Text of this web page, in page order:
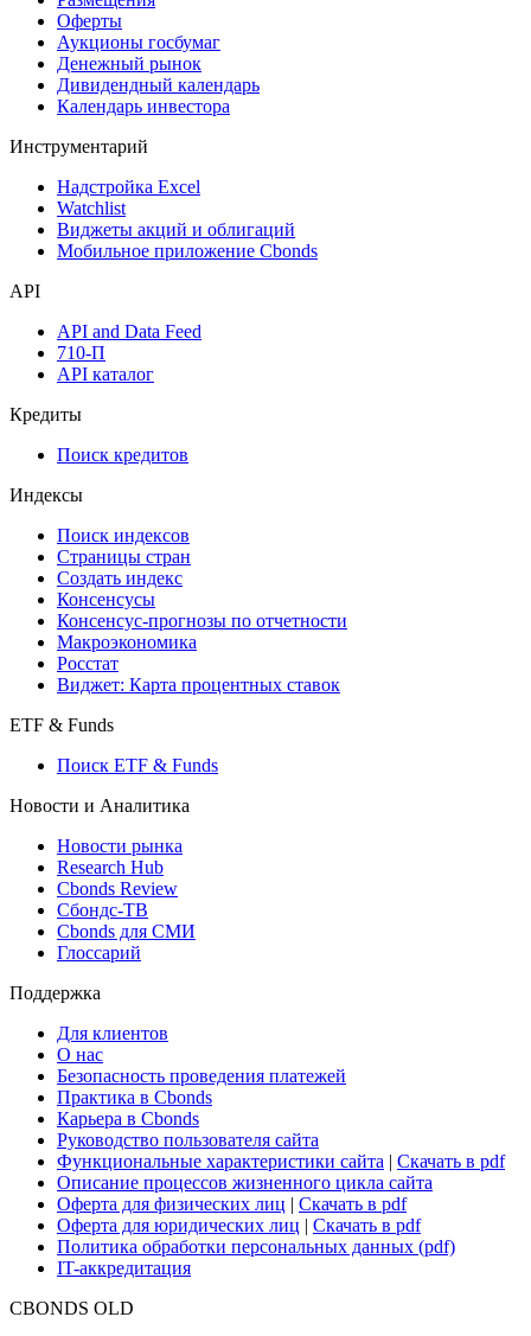
Оферты
Аукционы госбумаг
Денежный рынок
Дивидендный календарь
Календарь инвестора
Инструментарий
Надстройка Excel
Watchlist
Виджеты акций и облигаций
Мобильное приложение Cbonds
API
API and Data Feed
710-П
API каталог
Кредиты
Поиск кредитов
Индексы
Поиск индексов
Страницы стран
Создать индекс
Консенсусы
Консенсус-прогнозы по отчетности
Макроэкономика
Росстат
Виджет: Карта процентных ставок
ETF & Funds
Поиск ETF & Funds
Новости и Аналитика
Новости рынка
Research Hub
Cbonds Review
Сбондс-ТВ
Cbonds для СМИ
Глоссарий
Поддержка
Для клиентов
О нас
Безопасность проведения платежей
Практика в Cbonds
Карьера в Cbonds
Руководство пользователя сайта
Функциональные характеристики сайта | Скачать в pdf
Описание процессов жизненного цикла сайта
Оферта для физических лиц | Скачать в pdf
Оферта для юридических лиц | Скачать в pdf
Политика обработки персональных данных (pdf)
IT-аккредитация
CBONDS OLD